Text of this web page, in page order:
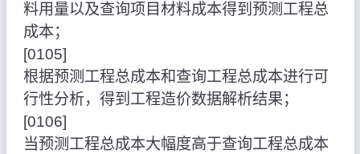
料用量以及查询项目材料成本得到预测工程总
成本；
[0105]
根据预测工程总成本和查询工程总成本进行可
行性分析，得到工程造价数据解析结果；
[0106]
当预测工程总成本大幅度高于查询工程总成本